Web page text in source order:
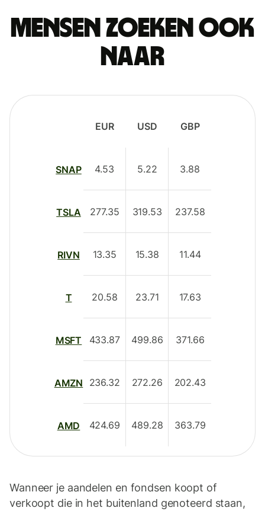
Mensen zoeken ook
naar
SNAP
TSLA
RIVN
T
MSFT
AMZN
AMD
EUR
4.53
277.35
13.35
20.58
433.87
236.32
424.69
USD
5.22
319.53
15.38
23.71
499.86
272.26
489.28
GBP
3.88
237.58
11.44
17.63
371.66
202.43
363.79
Wanneer je aandelen en fondsen koopt of
verkoopt die in het buitenland genoteerd staan,